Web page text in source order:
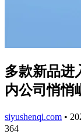
多款新品进
内公司悄悄
siyushenqi.com •
364